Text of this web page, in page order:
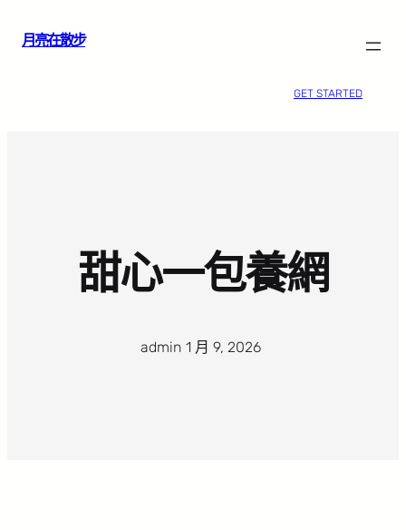
月亮在散步
GET STARTED
甜心一包養網
admin 1 月 9, 2026